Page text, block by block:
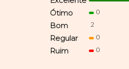
Ótimo 0
Bom 2
Regular 0
Ruim 0